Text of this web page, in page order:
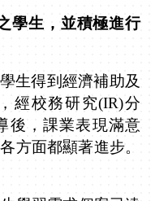
學生，並積極進行
生得到經濟補助及
經校務研究(IR)分
後，課業表現滿意
方面都顯著進步。